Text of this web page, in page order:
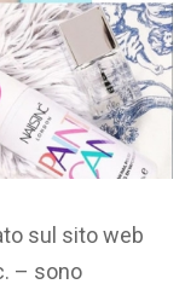
sul sito web
– sono